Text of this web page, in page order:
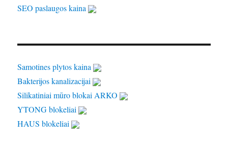
SEO paslaugos kaina
Samotines plytos kaina
Bakterijos kanalizacijai
Silikatiniai mūro blokai ARKO
YTONG blokeliai
HAUS blokeliai